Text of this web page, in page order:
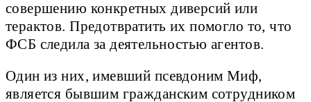
совершению конкретных диверсий или
терактов. Предотвратить их помогло то, что
ФСБ следила за деятельностью агентов.
Один из них, имевший псевдоним Миф,
является бывшим гражданским сотрудником